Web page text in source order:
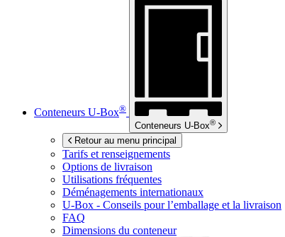
Conteneurs U-Box®
Conteneurs U-Box®
Retour au menu principal
Tarifs et renseignements
Options de livraison
Utilisations fréquentes
Déménagements internationaux
U-Box - Conseils pour l’emballage et la livraison
FAQ
Dimensions du conteneur